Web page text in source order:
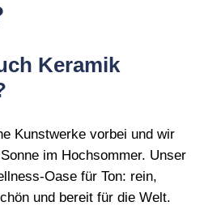
Keramik
Kunstwerke vorbei und wir
im Hochsommer. Unser
für Ton: rein,
und bereit für die Welt.